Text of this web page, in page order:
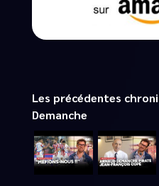
Les précédentes
Demanche